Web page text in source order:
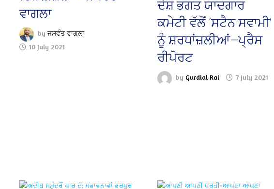
ਵਾਗਲਾ
byਜਸਵੰਤ ਵਾਗਲਾ
10 July 2021
ਦੇਸ਼ ਭਗਤ ਯਾਦਗਾਰ
ਕਮੇਟੀ ਵੱਲੋਂ ‘ਸਟੈਨ ਸਵਾਮੀ’
ਨੂੰ ਸ਼ਰਧਾਂਜ਼ਲੀਆਂ—ਪ੍ਰੈਸ
ਰੀਪੋਰਟ
by Gurdial Rai 7 July 2021